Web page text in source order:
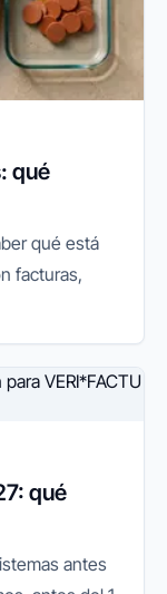
qué
qué está
facturas,
qué
antes